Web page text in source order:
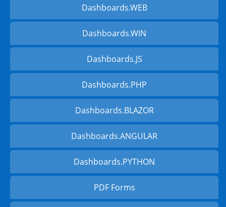
Dashboards.WEB
Dashboards.WIN
Dashboards.JS
Dashboards.PHP
Dashboards.BLAZOR
Dashboards.ANGULAR
Dashboards.PYTHON
PDF Forms